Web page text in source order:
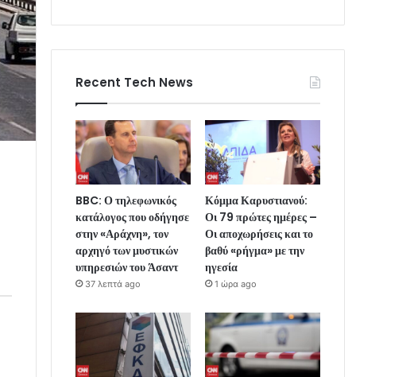
Recent Tech News
BBC: Ο τηλεφωνικός
κατάλογος που οδήγησε
στην «Αράχνη», τον
αρχηγό των μυστικών
υπηρεσιών του Άσαντ
37 λεπτά ago
Κόμμα Καρυστιανού:
Οι 79 πρώτες ημέρες –
Οι αποχωρήσεις και το
βαθύ «ρήγμα» με την
ηγεσία
1 ώρα ago